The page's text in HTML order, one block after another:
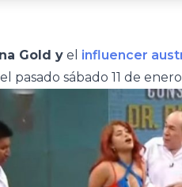
Gold y el influencer
pasado sábado 11 de